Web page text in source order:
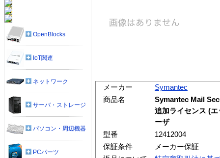
メーカー
Symantec
商品名
Symantec Mail
追加ライセンス (
ーザ
型番
12412004
保証条件
メーカー保証
OpenBlocks
IoT関連
ネットワーク
サーバ・ストレージ
パソコン・周辺機器
PCパーツ